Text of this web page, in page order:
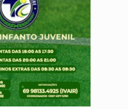
Cerejeiras completa 43 anos de emancipação com
desmente boato sobre presença de plástico ou
fogem de residência e atacam casal de idosos
Forças policiais apreendem cerca de 1kg de
Flávio Bolsonaro escolhe Alfredo Gaspar como vice, alvo de